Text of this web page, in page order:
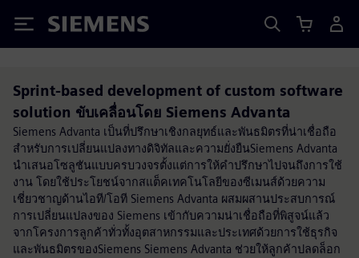
Siemens
Sprint-based development of custom software
solution ขับเคลื่อนโดย Siemens Advanta
Siemens Advanta เป็นที่ปรึกษาเชิงกลยุทธ์และพันธมิตรที่น่าเชื่อถือ
สำหรับการเปลี่ยนแปลงทางดิจิทัลและความยั่งยืนSiemens Advanta
นำเสนอโซลูชันแบบครบวงจรตั้งแต่การให้คำปรึกษาไปจนถึงการใช้
งาน โดยใช้ประโยชน์จากสแต็คเทคโนโลยีของซีเมนส์ด้วยความ
เชี่ยวชาญด้านไอที/โอที Siemens Advanta ผสมผสานประสบการณ์
การเปลี่ยนแปลงของ Siemens เข้ากับความน่าเชื่อถือที่พิสูจน์แล้ว
จากโครงการลูกค้าทั่วทั้งอุตสาหกรรมและประเทศด้วยการใช้ธุรกิจ
และพันธมิตรของSiemens Siemens Advanta ช่วยให้ลูกค้าปลดล็อก